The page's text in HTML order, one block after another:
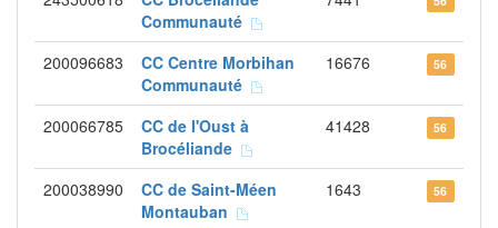
Communauté
200096683
CC Centre Morbihan
Communauté
16676 56
200066785
CC de l'Oust à
Brocéliande
41428 56
200038990
CC de Saint-Méen
Montauban
1643 56